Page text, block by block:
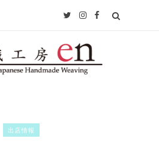
出店情報